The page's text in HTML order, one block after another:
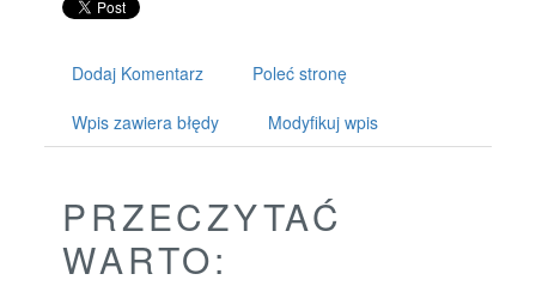
Dodaj Komentarz Poleć stronę
Wpis zawiera błędy Modyfikuj wpis
PRZECZYTAĆ
WARTO: